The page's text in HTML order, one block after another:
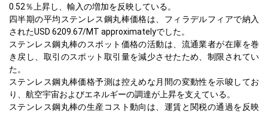
0.52％上昇し、輸入の増加を反映している。
四半期の平均ステンレス鋼丸棒価格は、フィラデルフィアで納入
されたUSD 6209.67/MT approximatelyでした。
ステンレス鋼丸棒のスポット価格の活動は、流通業者が在庫を巻
き戻し、取引のスポット取引量を減少させたため、制限されてい
た。
ステンレス鋼丸棒価格予測は控えめな月間の変動性を示唆してお
り、航空宇宙およびエネルギーの調達が上昇を支えている。
ステンレス鋼丸棒の生産コスト動向は、運賃と関税の通過を反映